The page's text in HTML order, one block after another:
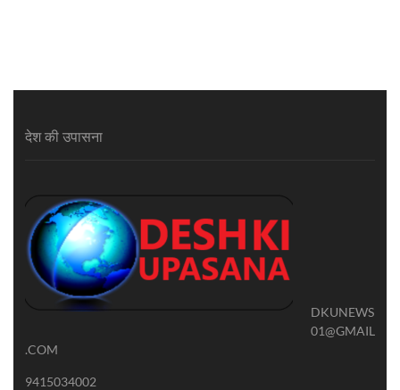
देश की उपासना
DKUNEWS
01@GMAIL
.COM
9415034002